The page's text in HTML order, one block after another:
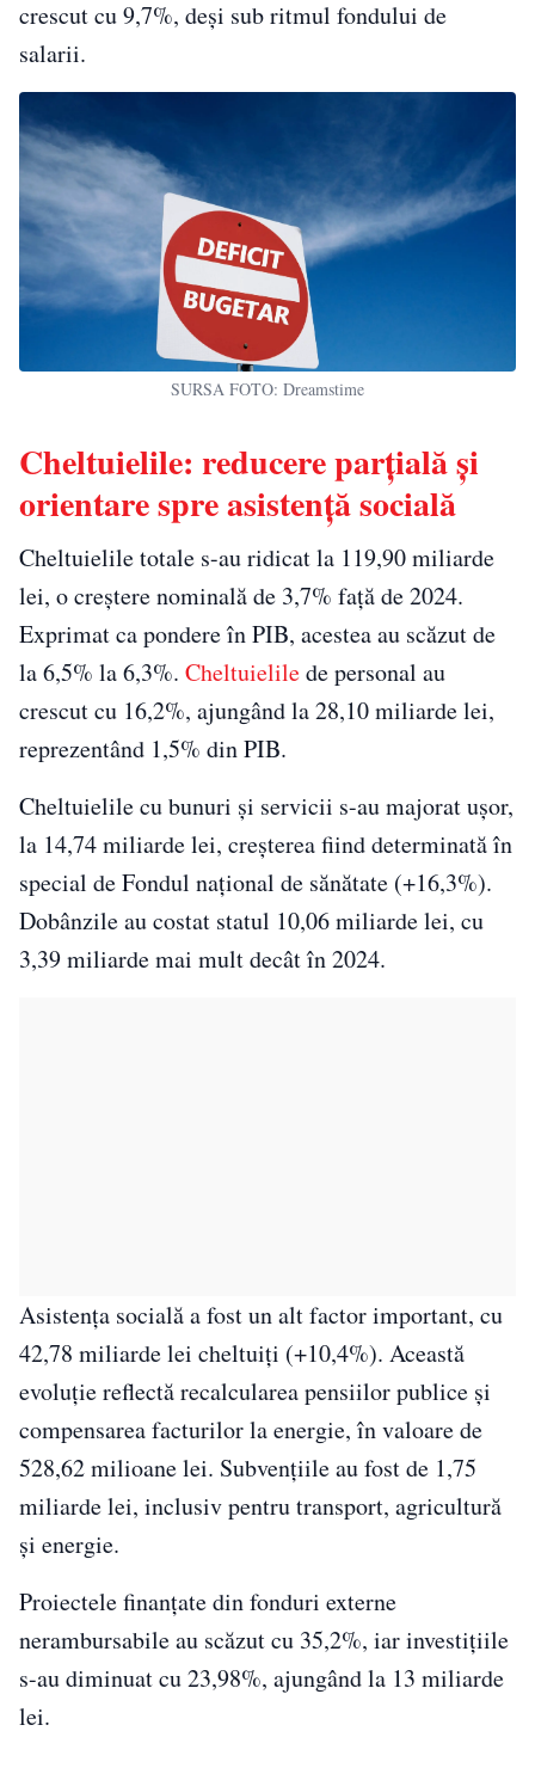
crescut cu 9,7%, deși sub ritmul fondului de
salarii.
SURSA FOTO: Dreamstime
Cheltuielile: reducere parțială și
orientare spre asistență socială
Cheltuielile totale s-au ridicat la 119,90 miliarde
lei, o creștere nominală de 3,7% față de 2024.
Exprimat ca pondere în PIB, acestea au scăzut de
la 6,5% la 6,3%. Cheltuielilede personal au
crescut cu 16,2%, ajungând la 28,10 miliarde lei,
reprezentând 1,5% din PIB.
Cheltuielile cu bunuri și servicii s-au majorat ușor,
la 14,74 miliarde lei, creșterea fiind determinată în
special de Fondul național de sănătate (+16,3%).
Dobânzile au costat statul 10,06 miliarde lei, cu
3,39 miliarde mai mult decât în 2024.
Asistența socială a fost un alt factor important, cu
42,78 miliarde lei cheltuiți (+10,4%). Această
evoluție reflectă recalcularea pensiilor publice și
compensarea facturilor la energie, în valoare de
528,62 milioane lei. Subvențiile au fost de 1,75
miliarde lei, inclusiv pentru transport, agricultură
și energie.
Proiectele finanțate din fonduri externe
nerambursabile au scăzut cu 35,2%, iar investițiile
s-au diminuat cu 23,98%, ajungând la 13 miliarde
lei.